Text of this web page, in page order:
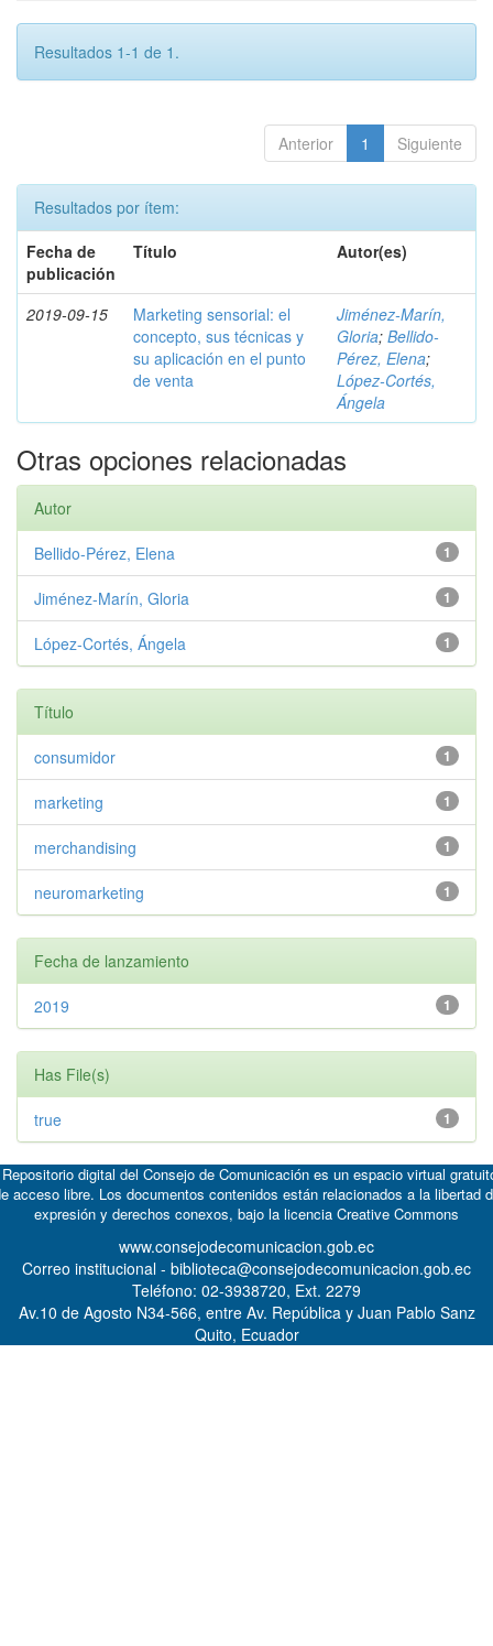
Resultados 1-1 de 1.
Anterior 1 Siguiente
Resultados por ítem:
Fecha de
publicación
Título Autor(es)
2019-09-15
Marketing sensorial: el
concepto, sus técnicas y
su aplicación en el punto
de venta
Jiménez-Marín,
Gloria; Bellido-
Pérez, Elena;
López-Cortés,
Ángela
Otras opciones relacionadas
Autor
1
Bellido-Pérez, Elena
1
Jiménez-Marín, Gloria
1
López-Cortés, Ángela
Título
1
consumidor
1
marketing
1
merchandising
1
neuromarketing
Fecha de lanzamiento
1
2019
Has File(s)
1
true
digital del Consejo de Comunicación es un espacio virtual
acceso libre. Los documentos contenidos están relacionados a la libertad
expresión y derechos conexos, bajo la licencia Creative Commons
www.consejodecomunicacion.gob.ec
Correo institucional - biblioteca@consejodecomunicacion.gob.ec
Teléfono: 02-3938720, Ext. 2279
Av.10 de Agosto N34-566, entre Av. República y Juan Pablo Sanz
Quito, Ecuador